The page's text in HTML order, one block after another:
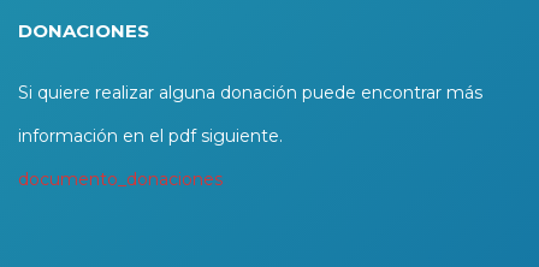
DONACIONES
Si quiere realizar alguna donación puede encontrar más
información en el pdf siguiente.
documento_donaciones